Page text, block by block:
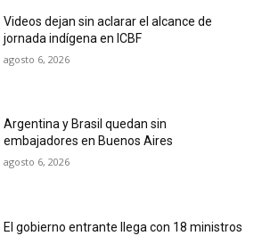
Videos dejan sin aclarar el alcance de
jornada indígena en ICBF
agosto 6, 2026
Argentina y Brasil quedan sin
embajadores en Buenos Aires
agosto 6, 2026
El gobierno entrante llega con 18 ministros